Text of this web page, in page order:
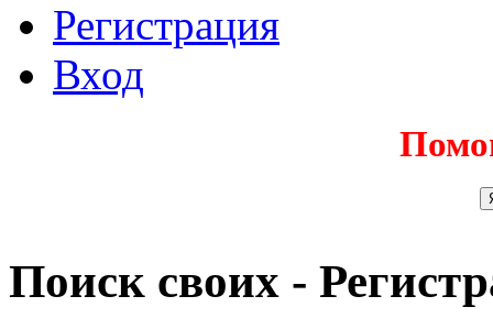
Регистрация
Вход
Поиск своих -